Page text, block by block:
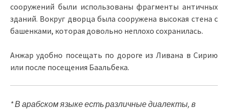
сооружений были использованы фрагменты античных
зданий. Вокруг дворца была сооружена высокая стена с
башенками, которая довольно неплохо сохранилась.
Анжар удобно посещать по дороге из Ливана в Сирию
или после посещения Баальбека.
* В арабском языке есть различные диалекты, в